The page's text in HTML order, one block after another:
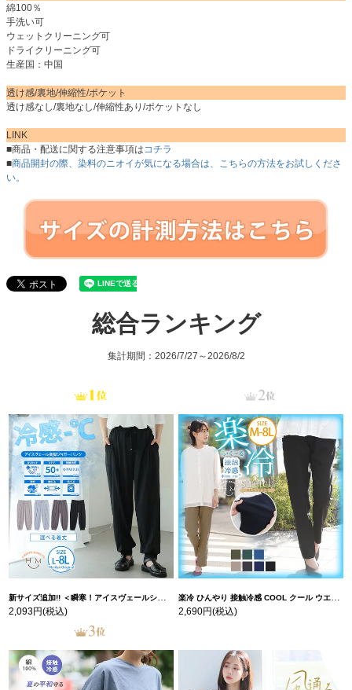
綿100％
手洗い可
ウェットクリーニング可
ドライクリーニング可
生産国：中国
透け感/裏地/伸縮性/ポケット
透け感なし/裏地なし/伸縮性あり/ポケットなし
LINK
■商品・配送に関する注意事項は コチラ
■商品開封の際、染料のニオイが気になる場合は、こちらの方法をお試しくださ
い。
総合ランキング
集計期間：2026/7/27～2026/8/2
新サイズ追加!! ＜瞬寒！アイスヴェールシリーズ＞ 美脚 ジョガーパンツ 【ウェストゴム】 【ストレッチ】 | 大きいサイズの通販ならハッピーマリリン
2,093円(税込)
楽冷 ひんやり 接触冷感 COOL クール ウエストゴム 楽ちん ストレッチ 美脚 レギパン 【ストレッチ】 | 大きいサイズの通販ならハッピーマリリン
2,690円(税込)